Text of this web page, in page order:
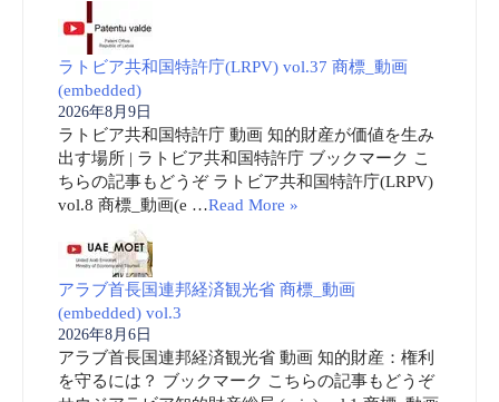
ラトビア共和国特許庁(LRPV) vol.37 商標_動画
(embedded)
2026年8月9日
ラトビア共和国特許庁 動画 知的財産が価値を生み
出す場所 | ラトビア共和国特許庁 ブックマーク こ
ちらの記事もどうぞ ラトビア共和国特許庁(LRPV)
vol.8 商標_動画(e …Read More »
アラブ首長国連邦経済観光省 商標_動画
(embedded) vol.3
2026年8月6日
アラブ首長国連邦経済観光省 動画 知的財産：権利
を守るには？ ブックマーク こちらの記事もどうぞ